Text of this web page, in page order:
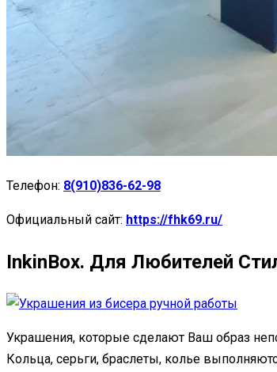
Телефон: 8(910)836-62-98
Официальный сайт: https://fhk69.ru/
InkinBox. Для Любителей
Украшения, которые сделают Ваш образ
Кольца, серьги, браслеты, колье